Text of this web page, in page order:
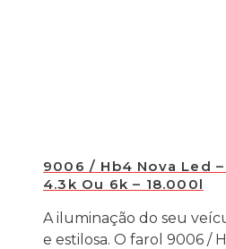
9006 / Hb4 Nova Led
4.3k Ou 6k – 18.000l
A iluminação do seu
e estilosa. O farol 9006 /